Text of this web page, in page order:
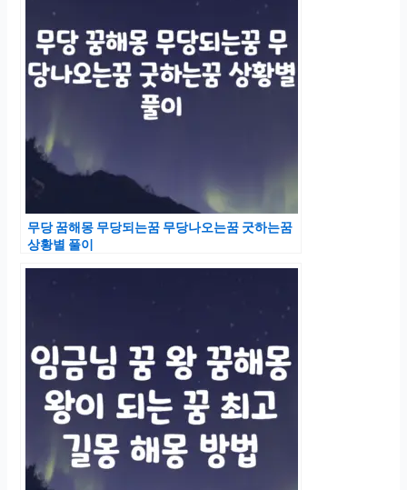
무당 꿈해몽 무당되는꿈 무당나오는꿈 굿하는꿈
상황별 풀이